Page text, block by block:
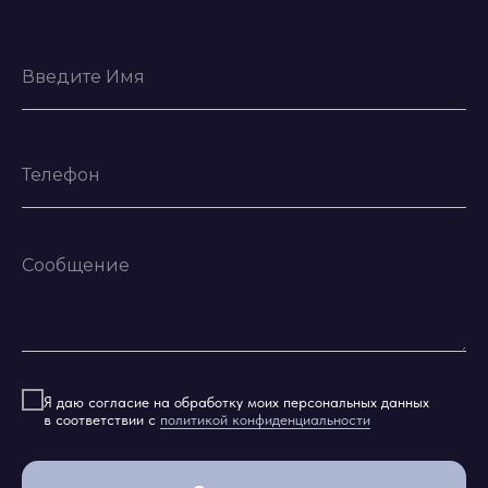
Я даю согласие на обработку моих персональных данных
в соответствии с политикой конфиденциальности